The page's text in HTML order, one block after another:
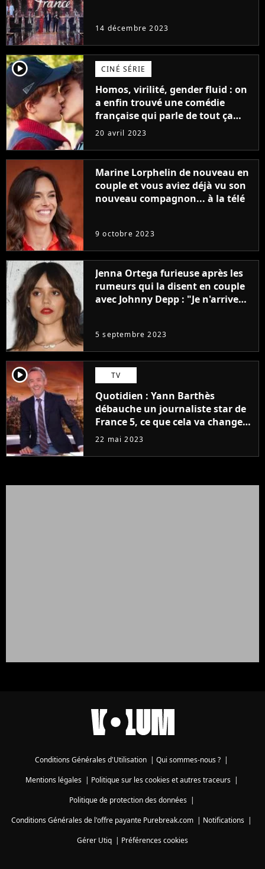
14 décembre 2023
player2 CINÉ SÉRIE
Homos, virilité, gender fluid : on
a enfin trouvé une comédie
française qui parle de tout ça
sans être super ringarde
20 avril 2023
Marine Lorphelin de nouveau en
couple et vous aviez déjà vu son
nouveau compagnon... à la télé
9 octobre 2023
Jenna Ortega furieuse après les
rumeurs qui la disent en couple
avec Johnny Depp : "Je n'arrive
5 septembre 2023
player2 TV
Quotidien : Yann Barthès
débauche un journaliste star de
France 5, ce que cela va changer
à la rentrée
22 mai 2023
Conditions Générales d'Utilisation Qui sommes-nous ?
Mentions légales| Politique sur les cookies et autres traceurs|
Politique de protection des données|
Conditions Générales de l'offre payante Purebreak.com
Notifications
Gérer Utiq
Préférences cookies